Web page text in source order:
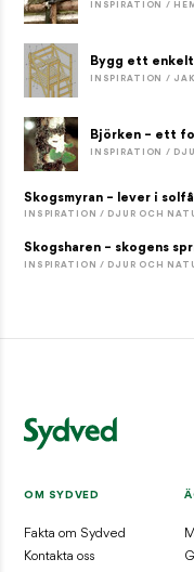
INSPIRATION /
Bygg ett
INSPIRATION /
Björken – ett
INSPIRATION /
Skogsmyran – lever i
INSPIRATION / DJUR OCH
Skogsharen – skogens
INSPIRATION / DJUR OCH
OM SYDVED
Fakta om Sydved
Kontakta oss